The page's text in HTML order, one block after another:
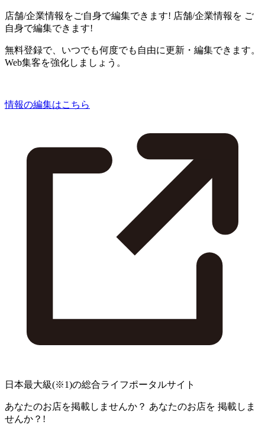
店舗/企業情報をご自身で編集できます! 店舗/企業情報を ご
自身で編集できます!
無料登録で、いつでも何度でも自由に更新・編集できます。
Web集客を強化しましょう。
情報の編集はこちら
日本最大級(※1)の総合ライフポータルサイト
あなたのお店を掲載しませんか？ あなたのお店を 掲載しま
せんか？!